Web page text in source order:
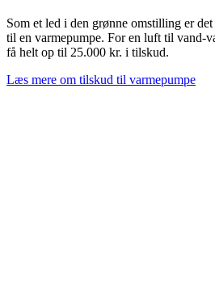
Som et led i den grønne omstilling er
til en varmepumpe. For en luft til vand-
få helt op til 25.000 kr. i tilskud.
Læs mere om tilskud til varmepumpe